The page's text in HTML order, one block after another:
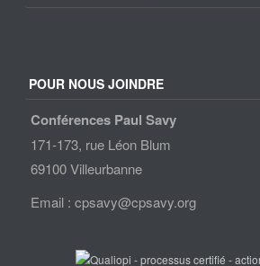
POUR NOUS JOINDRE
Conférences Paul Savy
171-173, rue Léon Blum
69100 Villeurbanne
Email : cpsavy@cpsavy.org